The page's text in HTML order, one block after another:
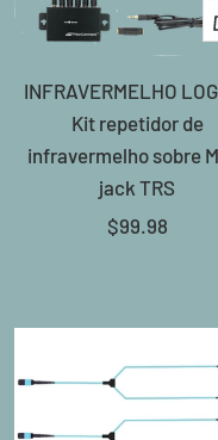
INFRAVERMELHO
Kit repetidor de
infravermelho sobre
jack TRS
Preço
$99.98